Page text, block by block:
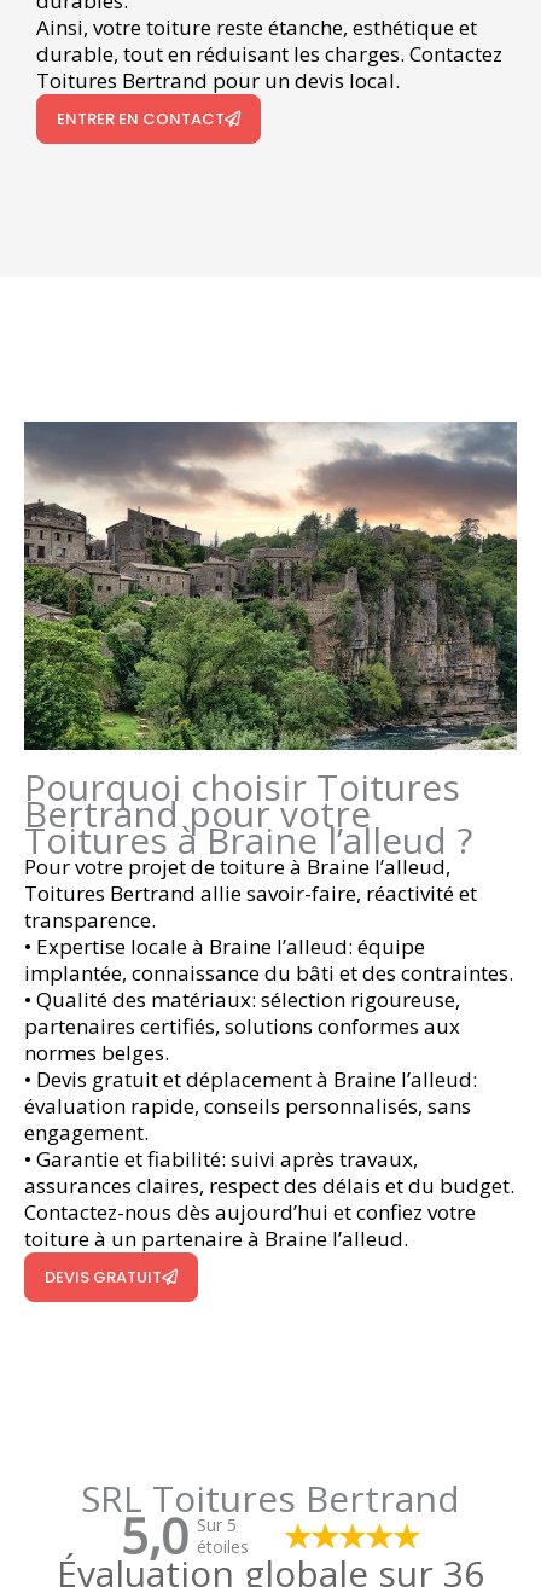
Ainsi, votre toiture reste étanche, esthétique et
durable, tout en réduisant les charges. Contactez
Toitures Bertrand pour un devis local.
ENTRER EN CONTACT
Pourquoi choisir Toitures
Bertrand pour votre
Toitures à Braine l’alleud ?
Pour votre projet de toiture à Braine l’alleud,
Toitures Bertrand allie savoir-faire, réactivité et
transparence.
• Expertise locale à Braine l’alleud: équipe
implantée, connaissance du bâti et des contraintes.
• Qualité des matériaux: sélection rigoureuse,
partenaires certifiés, solutions conformes aux
normes belges.
• Devis gratuit et déplacement à Braine l’alleud:
évaluation rapide, conseils personnalisés, sans
engagement.
• Garantie et fiabilité: suivi après travaux,
assurances claires, respect des délais et du budget.
Contactez-nous dès aujourd’hui et confiez votre
toiture à un partenaire à Braine l’alleud.
DEVIS GRATUIT
SRL Toitures Bertrand
5,0 Sur 5
étoiles
Évaluation globale sur 36